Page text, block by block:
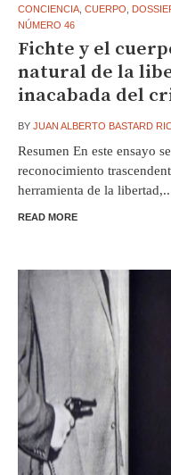
CONCIENCIA, CUERPO
NÚMERO 46
Fichte y el
natural de la
inacabada del
BY JUAN ALBERTO BASTARD
Resumen En este ensayo
reconocimiento
herramienta de la
READ MORE